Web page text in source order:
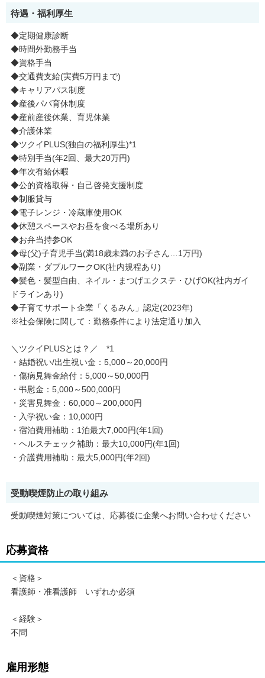
待遇・福利厚生
◆定期健康診断
◆時間外勤務手当
◆資格手当
◆交通費支給(実費5万円まで)
◆キャリアパス制度
◆産後パパ育休制度
◆産前産後休業、育児休業
◆介護休業
◆ツクイPLUS(独自の福利厚生)*1
◆特別手当(年2回、最大20万円)
◆年次有給休暇
◆公的資格取得・自己啓発支援制度
◆制服貸与
◆電子レンジ・冷蔵庫使用OK
◆休憩スペースやお昼を食べる場所あり
◆お弁当持参OK
◆母(父)子育児手当(満18歳未満のお子さん…1万円)
◆副業・ダブルワークOK(社内規程あり)
◆髪色・髪型自由、ネイル・まつげエクステ・ひげOK(社内ガイ
ドラインあり)
◆子育てサポート企業「くるみん」認定(2023年)
※社会保険に関して：勤務条件により法定通り加入
＼ツクイPLUSとは？／ *1
・結婚祝い/出生祝い金：5,000～20,000円
・傷病見舞金給付：5,000～50,000円
・弔慰金：5,000～500,000円
・災害見舞金：60,000～200,000円
・入学祝い金：10,000円
・宿泊費用補助：1泊最大7,000円(年1回)
・ヘルスチェック補助：最大10,000円(年1回)
・介護費用補助：最大5,000円(年2回)
受動喫煙防止の取り組み
受動喫煙対策については、応募後に企業へお問い合わせください
応募資格
＜資格＞
看護師・准看護師 いずれか必須
＜経験＞
不問
雇用形態